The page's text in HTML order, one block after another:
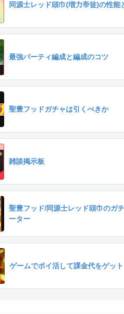
同源士レッド頭巾(増力帝徒)の性能
最強パーティ編成と編成のコツ
聖豊フッドガチャは引くべきか
雑談掲示板
聖豊フッド/同源士レッド頭巾のガ
ーター
ゲームでポイ活して課金代をゲット